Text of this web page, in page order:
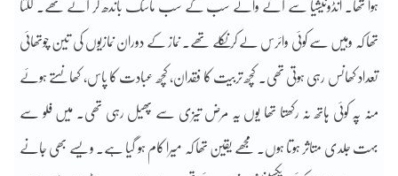
ہوا تھا۔ انڈونیشیا سے آنے والے سب کے سب ماسک باندھ کر آئے تھے۔ لگتا
تھا کہ وہیں سے کوئی وائرس لے کر نکلے تھے۔ نماز کے دوران نمازیوں کی تین چوتھائی
تعداد کھانس رہی ہوتی تھی۔ کچھ تربیت کا فقدان، کچھ عبادت کا پاس، کھانستے ہوئے
منہ پہ کوئی ہاتھ نہ رکھتا تھا یوں یہ مرض تیزی سے پھیل رہی تھی۔ میں فلو سے
بہت جلدی متاثر ہوتا ہوں۔ مجھے یقین تھا کہ میرا کام ہو گیا ہے۔ ویسے بھی جانے